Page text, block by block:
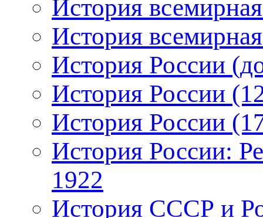
История
История
История России
История России
История России
История России:
1922
История СССР и